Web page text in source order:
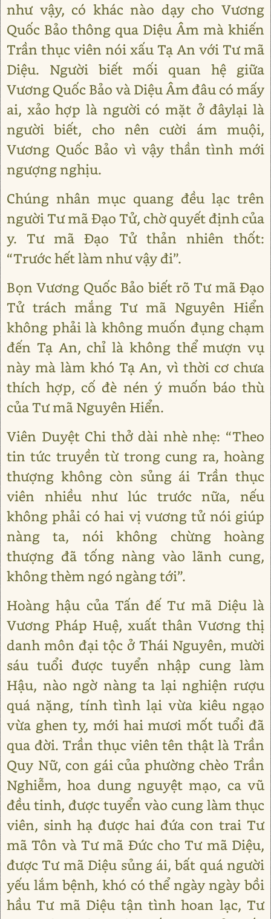
như vậy, có khác nào dạy cho Vương
Quốc Bảo thông qua Diệu Âm mà khiến
Trần thục viên nói xấu Tạ An với Tư mã
Diệu. Người biết mối quan hệ giữa
Vương Quốc Bảo và Diệu Âm đâu có mấy
ai, xảo hợp là người có mặt ở đâylại là
người biết, cho nên cười ám muội,
Vương Quốc Bảo vì vậy thần tình mới
ngượng nghịu.
Chúng nhân mục quang đều lạc trên
người Tư mã Đạo Tử, chờ quyết định của
y. Tư mã Đạo Tử thản nhiên thốt:
“Trước hết làm như vậy đi”.
Bọn Vương Quốc Bảo biết rõ Tư mã Đạo
Tử trách mắng Tư mã Nguyên Hiển
không phải là không muốn đụng chạm
đến Tạ An, chỉ là không thể mượn vụ
này mà làm khó Tạ An, vì thời cơ chưa
thích hợp, cố đè nén ý muốn báo thù
của Tư mã Nguyên Hiển.
Viên Duyệt Chi thở dài nhè nhẹ: “Theo
tin tức truyền từ trong cung ra, hoàng
thượng không còn sủng ái Trần thục
viên nhiều như lúc trước nữa, nếu
không phải có hai vị vương tử nói giúp
nàng ta, nói không chừng hoàng
thượng đã tống nàng vào lãnh cung,
không thèm ngó ngàng tới”.
Hoàng hậu của Tấn đế Tư mã Diệu là
Vương Pháp Huệ, xuất thân Vương thị
danh môn đại tộc ở Thái Nguyên, mười
sáu tuổi được tuyển nhập cung làm
Hậu, nào ngờ nàng ta lại nghiện rượu
quá nặng, tính tình lại vừa kiêu ngạo
vừa ghen tỵ, mới hai mươi mốt tuổi đã
qua đời. Trần thục viên tên thật là Trần
Quy Nữ, con gái của phường chèo Trần
Nghiễm, hoa dung nguyệt mạo, ca vũ
đều tinh, được tuyển vào cung làm thục
viên, sinh hạ được hai đứa con trai Tư
mã Tôn và Tư mã Đức cho Tư mã Diệu,
được Tư mã Diệu sủng ái, bất quá người
yếu lắm bệnh, khó có thể ngày ngày bồi
hầu Tư mã Diệu tận tình hoan lạc, Tư